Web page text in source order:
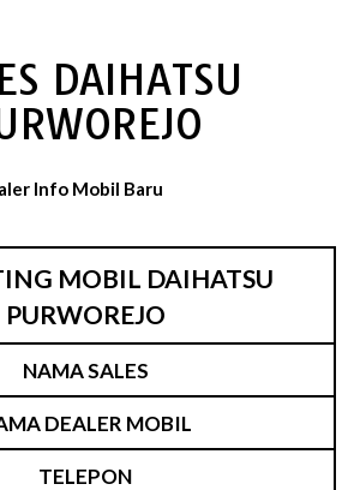
DAIHATSU
MOBIL DAIHATSU
PURWOREJO
NAMA SALES
DEALER MOBIL
TELEPON